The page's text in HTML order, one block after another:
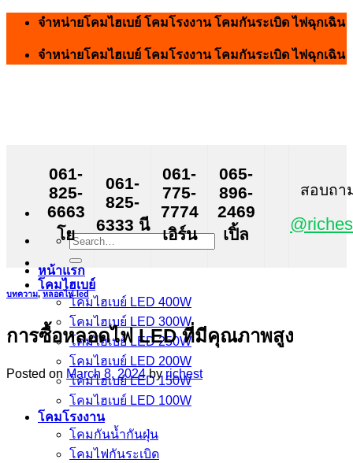
Skip
content
จำหน่ายโคมไฮเบย์ โคมโรงงาน โคมกันระเบิด ไฟฉุกเฉิน
จำหน่ายโคมไฮเบย์ โคมโรงงาน โคมกันระเบิด ไฟฉุกเฉิน
Search
for:
หน้าแรก
โคมไฮเบย์
โคมไฮเบย์ LED 400W
โคมไฮเบย์ LED 300W
โคมไฮเบย์ LED 250W
โคมไฮเบย์ LED 200W
โคมไฮเบย์ LED 150W
โคมไฮเบย์ LED 100W
โคมโรงงาน
โคมกันน้ำกันฝุ่น
โคมไฟกันระเบิด
061-
825-
6663
โย
061-
825-
6333 นี
061-
775-
7774
เอิร์น
065-
896-
2469
เปิ้ล
สอบถา
บทความ,หลอดไฟ led
การซื้อหลอดไฟ LED ที่มีคุณภาพสูง
Posted on March 8, 2024 by richest